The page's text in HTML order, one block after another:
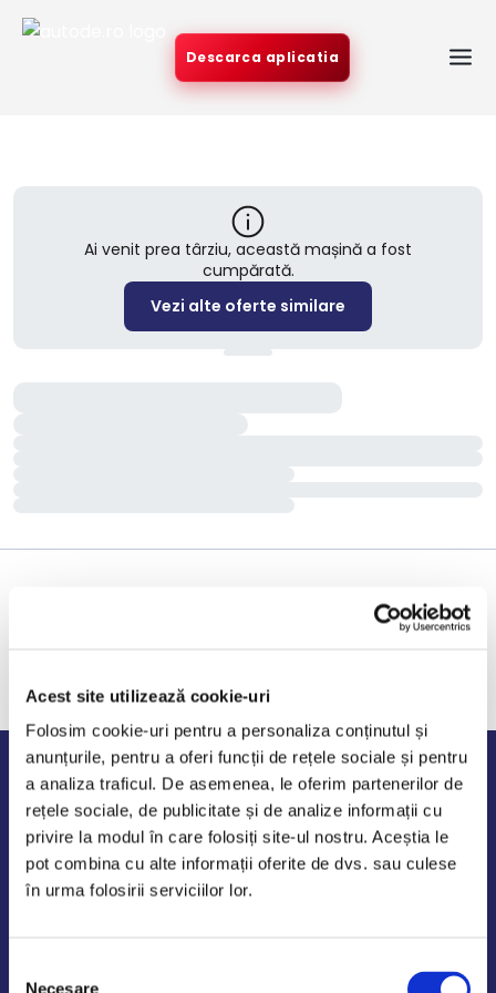
Acest site utilizează cookie-uri
Folosim cookie-uri pentru a personaliza conținutul și
anunțurile, pentru a oferi funcții de rețele sociale și pentru
a analiza traficul. De asemenea, le oferim partenerilor de
rețele sociale, de publicitate și de analize informații cu
privire la modul în care folosiți site-ul nostru. Aceștia le
pot combina cu alte informații oferite de dvs. sau culese
în urma folosirii serviciilor lor.
Necesare
Descarca aplicatia
Ai venit prea târziu, această mașină a fost
cumpărată.
Vezi alte oferte similare
Program de lucru
Luni - Vineri: 09:00-18:00
Sambata - Duminica: 10:00-14:00